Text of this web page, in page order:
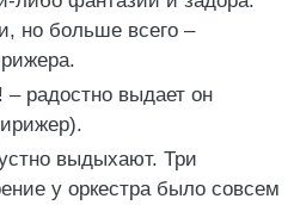
но больше всего –
радостно выдает он
выдыхают. Три
у оркестра было совсем